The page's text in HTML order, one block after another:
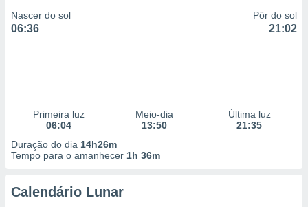
Nascer do sol
06:36
Pôr do sol
21:02
Primeira luz
06:04
Meio-dia
13:50
Última luz
21:35
Duração do dia 14h26m
Tempo para o amanhecer 1h 36m
Calendário Lunar